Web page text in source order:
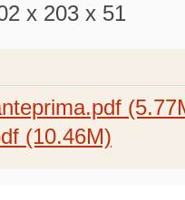
x 203 x 51
(10.46M)